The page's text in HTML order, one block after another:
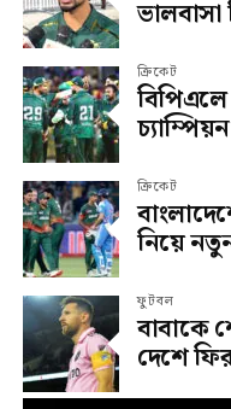
ভালবাসা
ক্রিকেট
ক্রিকেট
নিয়ে
ফুটবল
বাবাকে
দেশে